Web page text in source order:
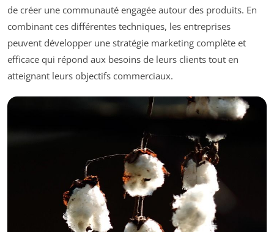
de créer une communauté engagée autour des produits. En
combinant ces différentes techniques, les entreprises
peuvent développer une stratégie marketing complète et
efficace qui répond aux besoins de leurs clients tout en
atteignant leurs objectifs commerciaux.